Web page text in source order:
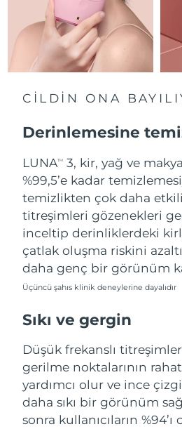
CİLDİN ONA
Derinlemesine
LUNATM
3, kir, yağ ve
%99,5’e kadar
temizlikten çok daha
titreşimleri gözenekleri
inceltip derinliklerdeki
çatlak oluşma riskini
daha genç bir görünüm
Üçüncü şahıs klinik deneylerine dayalıdır
Sıkı ve gergin
Düşük frekanslı
gerilme noktalarının
yardımcı olur ve ince
daha sıkı bir görünüm
sonra kullanıcıların
Slovakya
Slovenya
Güney Afrika
Güney Kore
İspanya
İsveç
İsviçre
Tayvan
Tayland
Türkiye
Birleşik Arap
Emirlikleri
Birleşik Krallık